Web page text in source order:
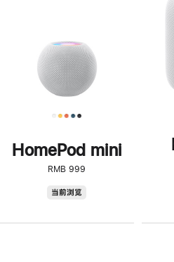
HomePod mini
RMB 999
当前浏览